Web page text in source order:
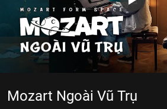
Mozart Ngoài Vũ Trụ